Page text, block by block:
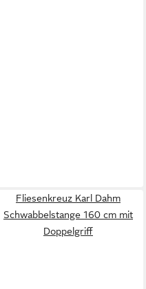
Fliesenkreuz Karl Dahm
Schwabbelstange 160 cm mit
Doppelgriff